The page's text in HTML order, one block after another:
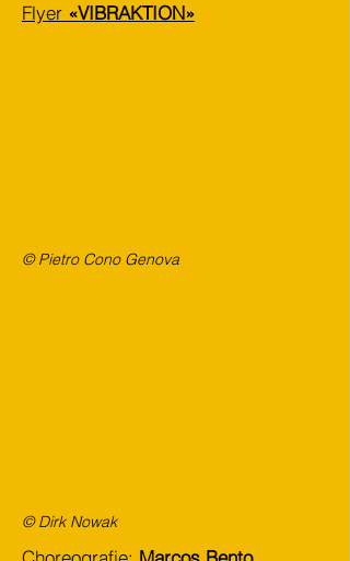
Flyer «VIBRAKTION»
© Pietro Cono Genova
© Dirk Nowak